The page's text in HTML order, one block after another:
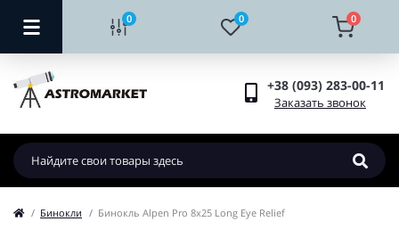
0 0 0
+38 (093) 283-00-11
Заказать звонок
Бинокли Бинокль Alpen Pro 8х25 Long Eye Relief